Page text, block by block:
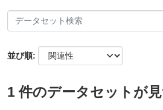
並び順
1 件のデータセットが